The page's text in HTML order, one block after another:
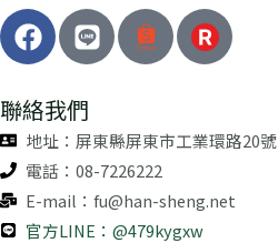
F
a
c
e
b
o
o
k
L
i
n
e
聯絡我們
地址：屏東縣屏東市工業環路20號
電話：08-7226222
E-mail：fu@han-sheng.net
官方LINE：@479kygxw